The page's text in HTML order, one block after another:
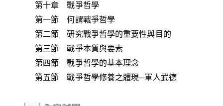
第十章 戰爭哲學
第一節 何謂戰爭哲學
第二節 研究戰爭哲學的重要性與目的
第三節 戰爭本質與要素
第四節 戰爭哲學的基本理念
第五節 戰爭哲學修養之體現─軍人武德